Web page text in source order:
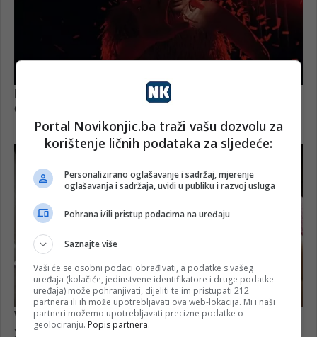
Portal Novikonjic.ba traži vašu dozvolu za
korištenje ličnih podataka za sljedeće:
Personalizirano oglašavanje i sadržaj, mjerenje
oglašavanja i sadržaja, uvidi u publiku i razvoj usluga
Pohrana i/ili pristup podacima na uređaju
Saznajte više
Vaši će se osobni podaci obrađivati, a podatke s vašeg
uređaja (kolačiće, jedinstvene identifikatore i druge podatke
uređaja) može pohranjivati, dijeliti te im pristupati 212
partnera ili ih može upotrebljavati ova web-lokacija. Mi i naši
partneri možemo upotrebljavati precizne podatke o
geolociranju. Popis partnera.